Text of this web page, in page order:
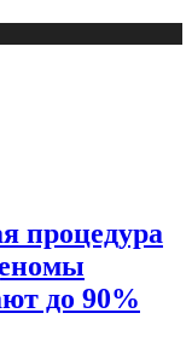
процедура
до 90%